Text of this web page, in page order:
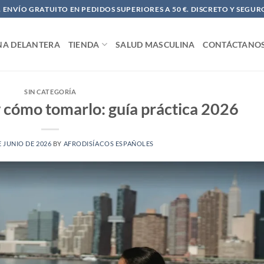
GRATUITO EN PEDIDOS SUPERIORES A 50 €. DISCRETO Y
DELANTERA TIENDA SALUD MASCULINA
SIN CATEGORÍA
tomarlo: guía práctica 2026
JUNIO DE 2026 BY AFRODISÍACOS ESPAÑOLES